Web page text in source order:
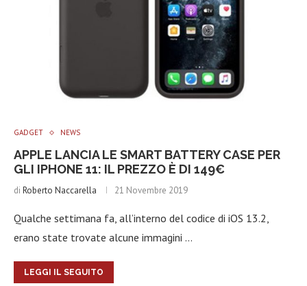
GADGET NEWS
APPLE LANCIA LE SMART BATTERY CASE PER
GLI IPHONE 11: IL PREZZO È DI 149€
di Roberto Naccarella 21 Novembre 2019
Qualche settimana fa, all’interno del codice di iOS 13.2,
erano state trovate alcune immagini …
LEGGI IL SEGUITO